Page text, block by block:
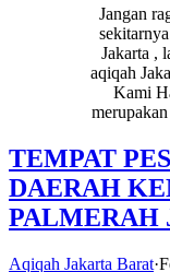
Jangan
Jakarta ,
aqiqah
Kami
TEMPAT
DAERAH
PALMERAH
Aqiqah Jakarta Barat·